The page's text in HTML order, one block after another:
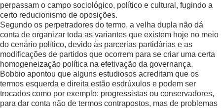
perpassam o campo sociológico, político e cultural, fugindo a
certo reducionismo de oposições.
Segundo os perpetradores do termo, a velha dupla não dá
conta de organizar toda as variantes que existem hoje no meio
do cenário político, devido às parcerias partidárias e as
modificações de partidos que ocorrem para se criar uma certa
homogeneização política na efetivação da governança.
Bobbio apontou que alguns estudiosos acreditam que os
termos esquerda e direita estão esdrúxulos e podem ser
trocados como por exemplo: progressistas ou conservadores,
para dar conta não de termos contrapostos, mas de problemas